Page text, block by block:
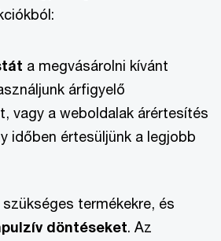
a megvásárolni kívánt
árfigyelő
vagy a weboldalak árértesítés
időben értesüljünk a legjobb
termékekre, és
döntéseket. Az